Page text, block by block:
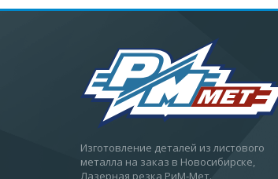
Изготовление деталей из листового
металла на заказ в Новосибирске,
Лазерная резка РиМ-Мет.